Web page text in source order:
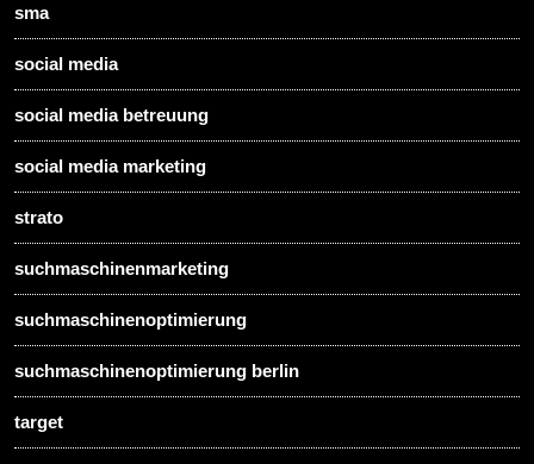
sma
social media
social media betreuung
social media marketing
strato
suchmaschinenmarketing
suchmaschinenoptimierung
suchmaschinenoptimierung berlin
target